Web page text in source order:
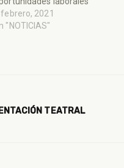
febrero, 2021
"NOTICIAS"
TEATRAL